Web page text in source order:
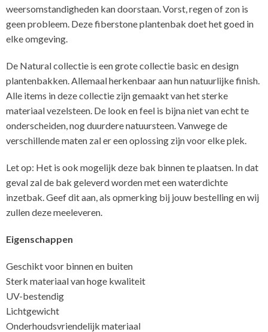
weersomstandigheden kan doorstaan. Vorst, regen of zon is
geen probleem. Deze fiberstone plantenbak doet het goed in
elke omgeving.
De Natural collectie is een grote collectie basic en design
plantenbakken. Allemaal herkenbaar aan hun natuurlijke finish.
Alle items in deze collectie zijn gemaakt van het sterke
materiaal vezelsteen. De look en feel is bijna niet van echt te
onderscheiden, nog duurdere natuursteen. Vanwege de
verschillende maten zal er een oplossing zijn voor elke plek.
Let op: Het is ook mogelijk deze bak binnen te plaatsen. In dat
geval zal de bak geleverd worden met een waterdichte
inzetbak. Geef dit aan, als opmerking bij jouw bestelling en wij
zullen deze meeleveren.
Eigenschappen
Geschikt voor binnen en buiten
Sterk materiaal van hoge kwaliteit
UV-bestendig
Lichtgewicht
Onderhoudsvriendelijk materiaal